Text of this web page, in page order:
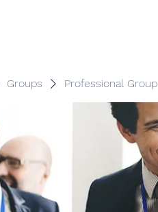
Groups Professional Group